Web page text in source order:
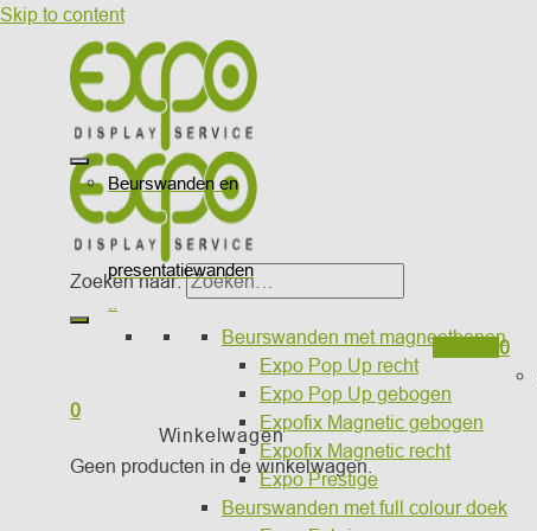
Skip to content
Zoeken naar:
0
0
Winkelwagen
Geen producten in de winkelwagen.
Beurswanden en
presentatiewanden
Beurswanden met magneetbanen
Expo Pop Up recht
Expo Pop Up gebogen
Expofix Magnetic gebogen
Expofix Magnetic recht
Expo Prestige
Beurswanden met full colour doek